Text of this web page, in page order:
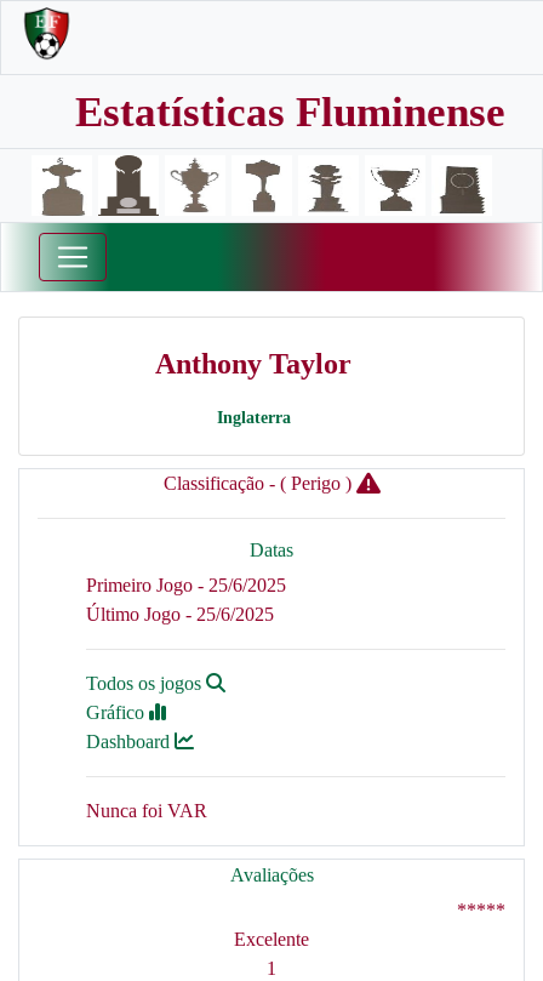
Estatísticas Fluminense
Anthony Taylor
Inglaterra
Classificação - ( Perigo )
Datas
Primeiro Jogo - 25/6/2025
Último Jogo - 25/6/2025
Todos os jogos
Gráfico
Dashboard
Nunca foi VAR
Avaliações
*****
Excelente
1